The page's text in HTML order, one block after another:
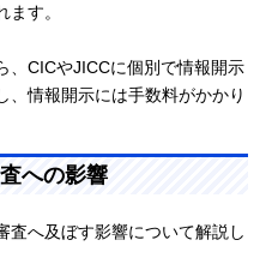
す。
、CICやJICCに個別で情報開示
、情報開示には手数料がかかり
への影響
査へ及ぼす影響について解説し